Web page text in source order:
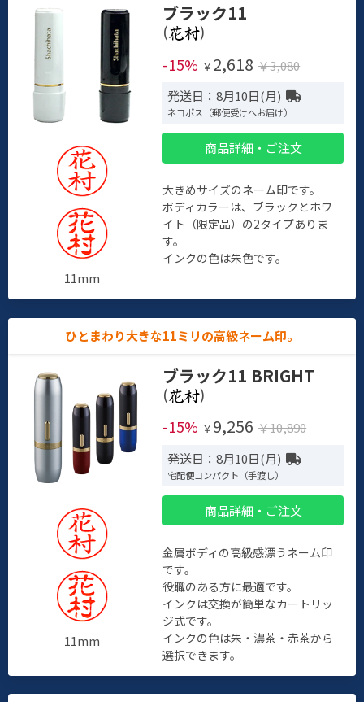
11mm
ブラック11
(
)
-15% ￥ 2,618 ￥3,080
発送日：8月10日(月)
ネコポス（郵便受けへお届け）
商品詳細・ご注文
大きめサイズのネーム印です。
ボディカラーは、ブラックとホワ
イト（限定品）の2タイプありま
す。
インクの色は朱色です。
ひとまわり大きな11ミリの高級ネーム印。
11mm
ブラック11 BRIGHT
(
)
-15% ￥ 9,256 ￥10,890
発送日：8月10日(月)
宅配便コンパクト（手渡し）
商品詳細・ご注文
金属ボディの高級感漂うネーム印
です。
役職のある方に最適です。
インクは交換が簡単なカートリッ
ジ式です。
インクの色は朱・濃茶・赤茶から
選択できます。